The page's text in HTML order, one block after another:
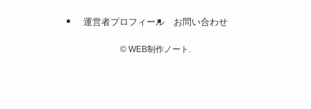
運営者プロフィール お問い合わせ
© WEB制作ノート.